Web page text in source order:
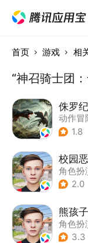
首页 游戏 相
“神召骑士团
侏罗
动作冒
| 写实
1.8
校园
角色扮
| 写实
2.0
熊孩
角色扮
| 写实
3.3